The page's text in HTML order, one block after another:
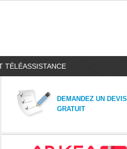
TÉLÉASSISTANCE
DEMANDEZ UN DEVIS
GRATUIT